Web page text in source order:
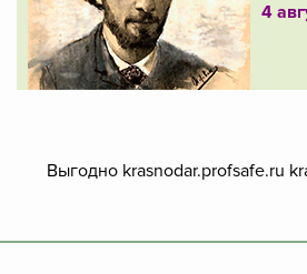
4
Выгодно krasnodar.profsafe.ru